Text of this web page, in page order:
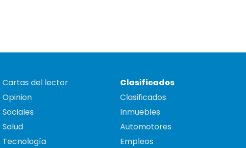
Cartas del lector
Opinion
Sociales
Salud
Tecnología
Clasificados
Clasificados
Inmuebles
Automotores
Empleos